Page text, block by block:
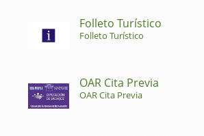
Folleto Turístico
Folleto Turístico
OAR Cita Previa
OAR Cita Previa